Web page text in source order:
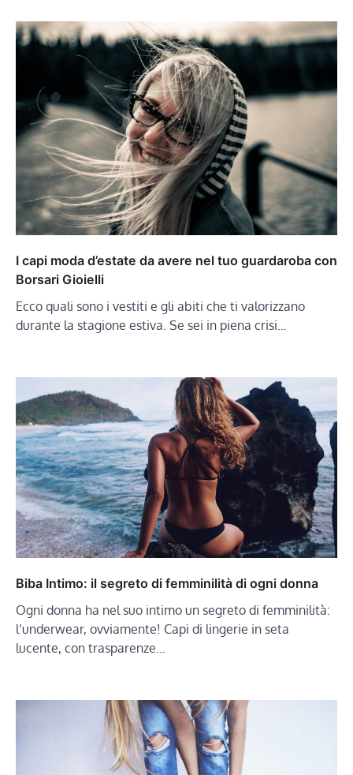
I capi moda d’estate da avere nel tuo guardaroba con
Borsari Gioielli
Ecco quali sono i vestiti e gli abiti che ti valorizzano
durante la stagione estiva. Se sei in piena crisi…
Biba Intimo: il segreto di femminilità di ogni donna
Ogni donna ha nel suo intimo un segreto di femminilità:
l’underwear, ovviamente! Capi di lingerie in seta
lucente, con trasparenze…